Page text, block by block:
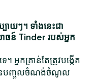
យៗ។ ទាំងនេះជា
ធន៍ Tinder របស់អ្នក
អ្នកគ្រាន់តែត្រូវបង្កើត
ានបញ្ចូលចំណង់ចំណូល